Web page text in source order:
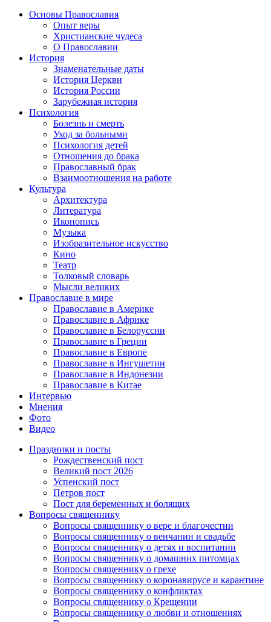
Основы Православия
Опыт веры
Христианские чудеса
О Православии
История
Знаменательные даты
История Церкви
История России
Зарубежная история
Психология
Болезнь и смерть
Уход за больными
Психология детей
Отношения до брака
Православный брак
Взаимоотношения на работе
Культура
Архитектура
Литература
Иконопись
Музыка
Изобразительное искусство
Кино
Театр
Толковый словарь
Мысли великих
Православие в мире
Православие в Америке
Православие в Африке
Православие в Белоруссии
Православие в Греции
Православие в Европе
Православие в Ингушетии
Православие в Индонезии
Православие в Китае
Интервью
Мнения
Фото
Видео
Праздники и посты
Рождественский пост
Великий пост 2026
Успенский пост
Петров пост
Пост для беременных и болящих
Вопросы священнику
Вопросы священнику о вере и благочестии
Вопросы священнику о венчании и свадьбе
Вопросы священнику о детях и воспитании
Вопросы священнику о домашних питомцах
Вопросы священнику о грехе
Вопросы священнику о коронавирусе и карантине
Вопросы священнику о конфликтах
Вопросы священнику о Крещении
Вопросы священнику о любви и отношениях